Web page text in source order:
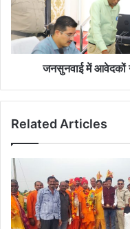
को
अपनी
समस्याएं
जनसुनवाई में आवेदकों
Related Articles